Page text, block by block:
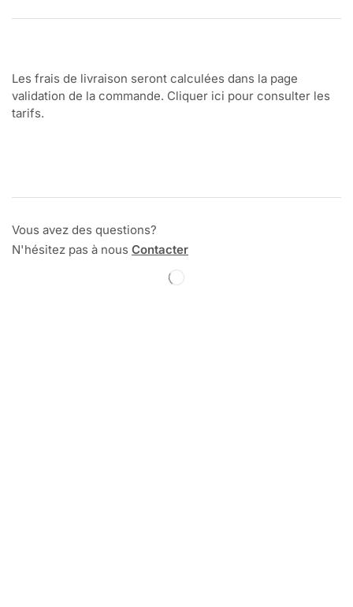
Les frais de livraison seront calculées dans la page
validation de la commande. Cliquer ici pour consulter les
tarifs.
Vous avez des questions?
N'hésitez pas à nous Contacter